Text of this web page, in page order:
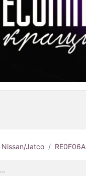
Nissan/Jatco